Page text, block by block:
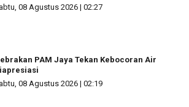
08 Agustus 2026 | 02:27
PAM Jaya Tekan Kebocoran Air
08 Agustus 2026 | 02:19